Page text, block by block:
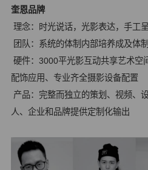
奎恩品牌
理念：时光说话，光影表达，手工
团队：系统的体制内部培养成及体
硬件：3000平光影互动共享艺术空
配饰应用、专业齐全摄影设备配置
产品：完整而独立的策划、视频、
人、企业和品牌提供定制化输出